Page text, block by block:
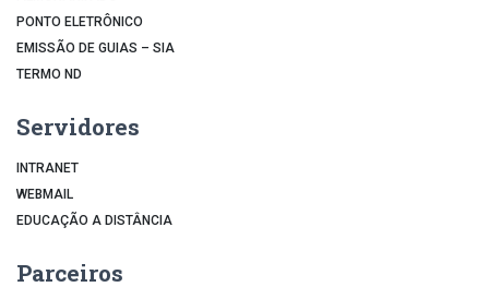
PONTO ELETRÔNICO
EMISSÃO DE GUIAS – SIA
TERMO ND
Servidores
INTRANET
WEBMAIL
EDUCAÇÃO A DISTÂNCIA
Parceiros